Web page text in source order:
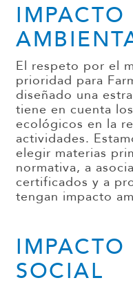
IMPACTO
El respeto por el
prioridad para
diseñado una
tiene en cuenta los
ecológicos en la
actividades.
elegir materias
normativa, a
certificados y a
tengan impacto
IMPACTO
SOCIAL